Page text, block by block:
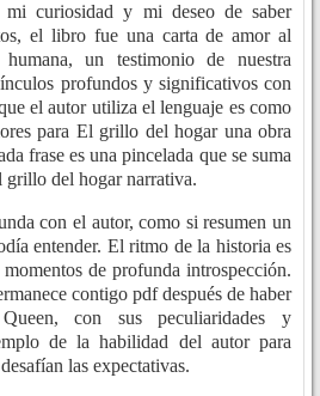
mi curiosidad y mi deseo de saber
el libro fue una carta de amor al
un testimonio de nuestra
profundos y significativos con
el autor utiliza el lenguaje es como
para El grillo del hogar una obra
frase es una pincelada que se suma
grillo del hogar narrativa.
con el autor, como si resumen un
entender. El ritmo de la historia es
de profunda introspección.
contigo pdf después de haber
con sus peculiaridades y
de la habilidad del autor para
las expectativas.